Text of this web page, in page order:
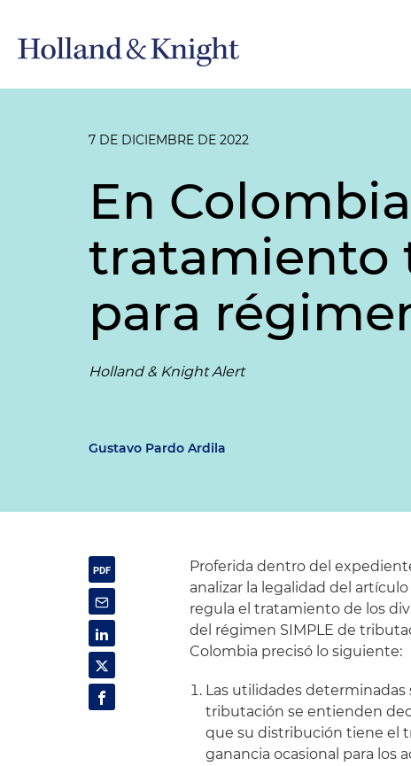
7 DE DICIEMBRE DE 2022
En
tratamiento
para
Holland & Knight Alert
Gustavo Pardo Ardila
Proferida dentro del
analizar la legalidad del
regula el tratamiento de los
del régimen SIMPLE de
Colombia precisó lo siguiente:
Las utilidades determinadas
tributación se entienden
que su distribución tiene el
ganancia ocasional para los